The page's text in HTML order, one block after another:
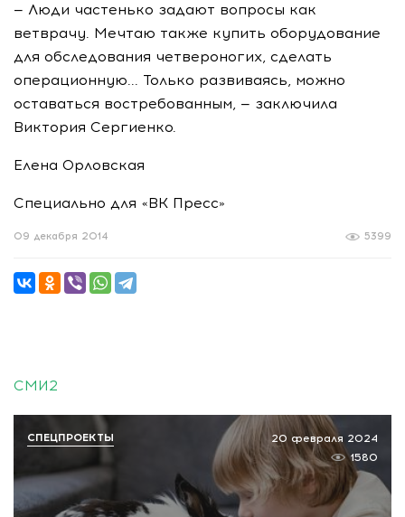
— Люди частенько задают вопросы как
ветврачу. Мечтаю также купить оборудование
для обследования четвероногих, сделать
операционную... Только развиваясь, можно
оставаться востребованным, — заключила
Виктория Сергиенко.
Елена Орловская
Специально для «ВК Пресс»
5399
09 декабря 2014
СМИ2
20 февраля 2024
1580
СПЕЦПРОЕКТЫ